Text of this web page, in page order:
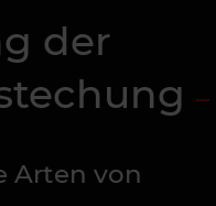
der
Arten von